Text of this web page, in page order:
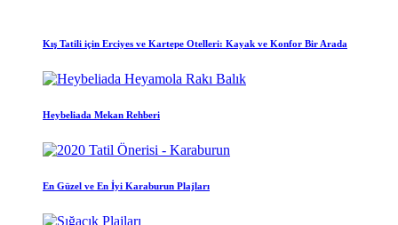
Kış Tatili için Erciyes ve Kartepe Otelleri: Kayak ve Konfor Bir Arada
Heybeliada Mekan Rehberi
En Güzel ve En İyi Karaburun Plajları